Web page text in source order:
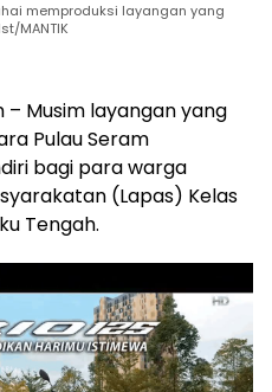
memproduksi layangan yang
MANTIK
– Musim layangan yang
Pulau Seram
bagi para warga
(Lapas) Kelas
Tengah.